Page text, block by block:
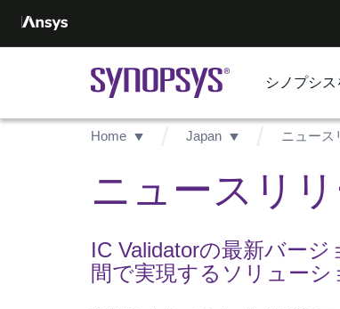
シノプシ
Home Japan ニュース
ニュースリ
IC Validatorの最新バー
間で実現するソリューシ